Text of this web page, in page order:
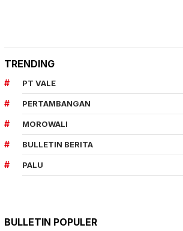
TRENDING
PT VALE
PERTAMBANGAN
MOROWALI
BULLETIN BERITA
PALU
BULLETIN POPULER